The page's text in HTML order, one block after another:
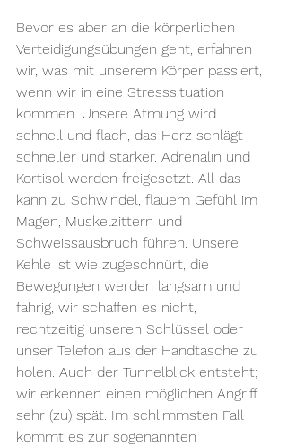
Bevor es aber an die körperlichen
Verteidigungsübungen geht, erfahren
wir, was mit unserem Körper passiert,
wenn wir in eine Stresssituation
kommen. Unsere Atmung wird
schnell und flach, das Herz schlägt
schneller und stärker. Adrenalin und
Kortisol werden freigesetzt. All das
kann zu Schwindel, flauem Gefühl im
Magen, Muskelzittern und
Schweissausbruch führen. Unsere
Kehle ist wie zugeschnürt, die
Bewegungen werden langsam und
fahrig, wir schaffen es nicht,
rechtzeitig unseren Schlüssel oder
unser Telefon aus der Handtasche zu
holen. Auch der Tunnelblick entsteht;
wir erkennen einen möglichen Angriff
sehr (zu) spät. Im schlimmsten Fall
kommt es zur sogenannten